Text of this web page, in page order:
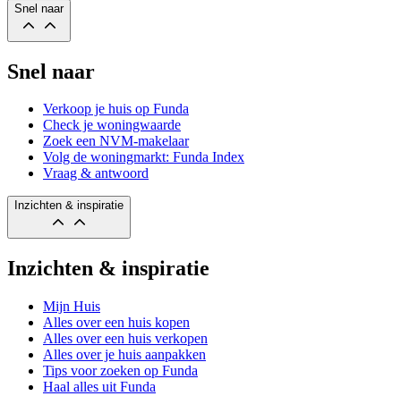
Snel naar
Snel naar
Verkoop je huis op Funda
Check je woningwaarde
Zoek een NVM-makelaar
Volg de woningmarkt: Funda Index
Vraag & antwoord
Inzichten & inspiratie
Inzichten & inspiratie
Mijn Huis
Alles over een huis kopen
Alles over een huis verkopen
Alles over je huis aanpakken
Tips voor zoeken op Funda
Haal alles uit Funda